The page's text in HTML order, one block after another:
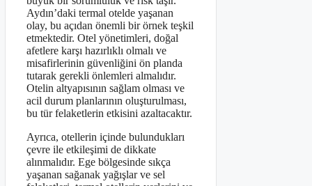
Aydın’daki termal otelde yaşanan
olay, bu açıdan önemli bir örnek teşkil
etmektedir. Otel yönetimleri, doğal
afetlere karşı hazırlıklı olmalı ve
misafirlerinin güvenliğini ön planda
tutarak gerekli önlemleri almalıdır.
Otelin altyapısının sağlam olması ve
acil durum planlarının oluşturulması,
bu tür felaketlerin etkisini azaltacaktır.
Ayrıca, otellerin içinde bulundukları
çevre ile etkileşimi de dikkate
alınmalıdır. Ege bölgesinde sıkça
yaşanan sağanak yağışlar ve sel